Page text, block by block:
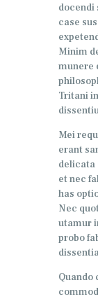
docendi
case
Minim
munere
Tritani
Mei
erant
delicata
et nec
has
Nec
utamur
probo
Quando